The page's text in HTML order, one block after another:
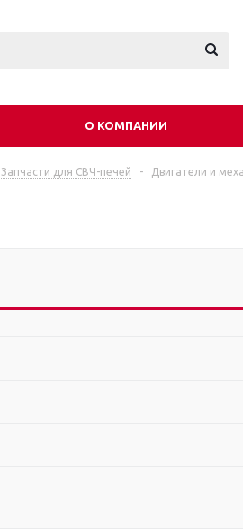
О КОМПАНИИ
Запчасти для СВЧ-печей - Двигатели и